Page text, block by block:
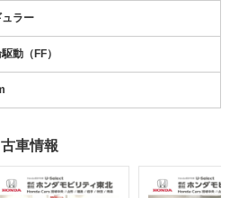
ュラー
動（FF）
車情報